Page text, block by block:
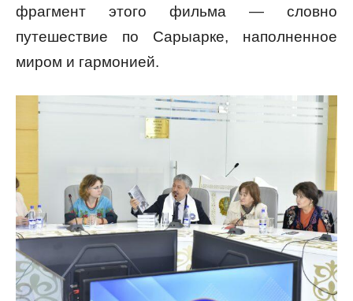
фрагмент этого фильма — словно
путешествие по Сарыарке, наполненное
миром и гармонией.